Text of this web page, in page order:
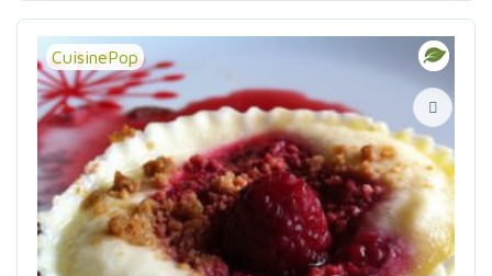
CuisinePop